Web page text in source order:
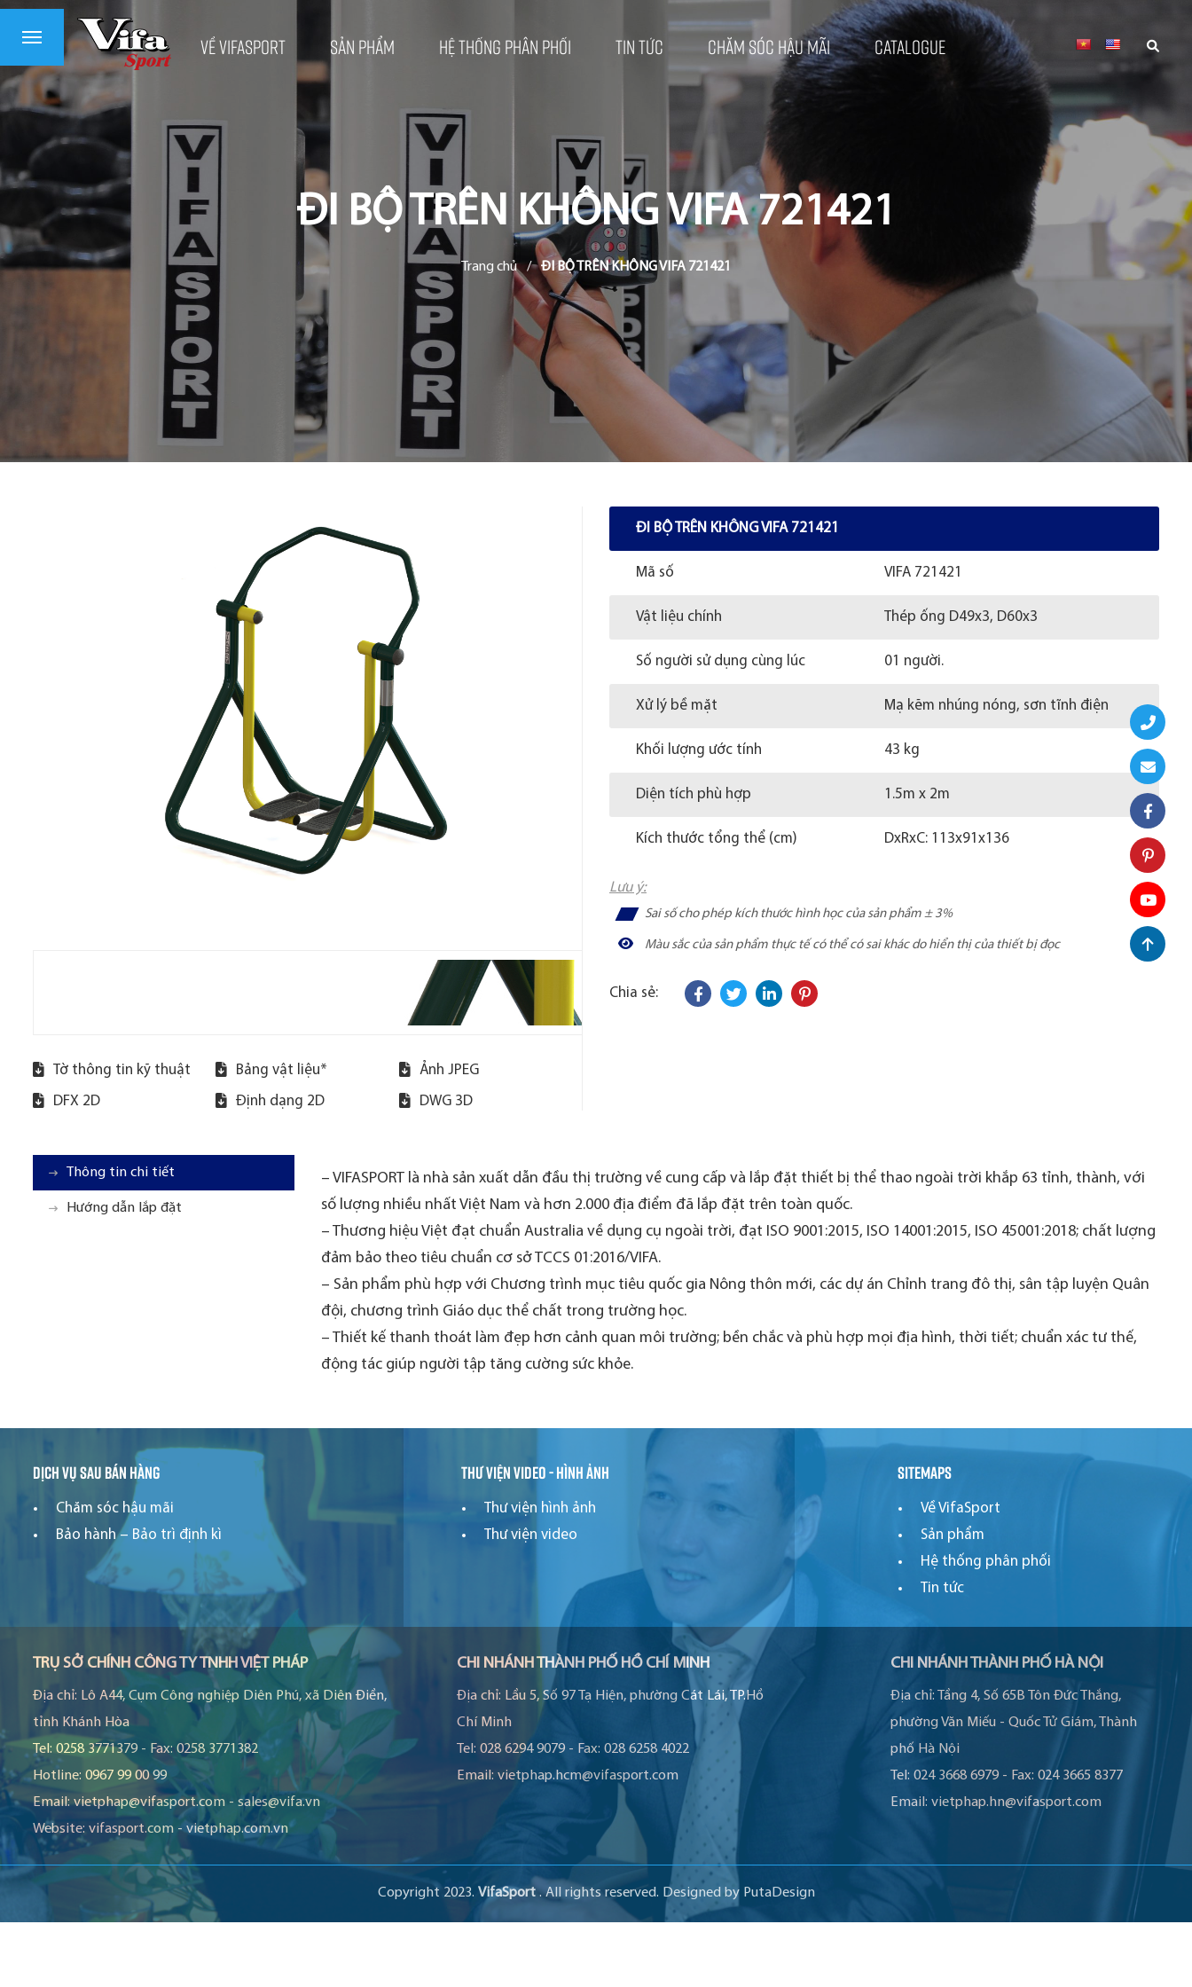
Về VifaSport Sản phẩm Hệ thống phân phối Tin tức Chăm sóc hậu mãi Catalogue
ĐI BỘ TRÊN KHÔNG VIFA 721421
Trang chủ / ĐI BỘ TRÊN KHÔNG VIFA 721421
Tờ thông tin kỹ thuật Bảng vật liệu* Ảnh JPEG
DFX 2D Định dạng 2D DWG 3D
ĐI BỘ TRÊN KHÔNG VIFA 721421
Mã số VIFA 721421
Vật liệu chính Thép ống D49x3, D60x3
Số người sử dụng cùng lúc 01 người.
Xử lý bề mặt Mạ kẽm nhúng nóng, sơn tĩnh điện
Khối lượng ước tính 43 kg
Diện tích phù hợp 1.5m x 2m
Kích thước tổng thể (cm) DxRxC: 113x91x136
Lưu ý:
Sai số cho phép kích thước hình học của sản phẩm ± 3%
Màu sắc của sản phẩm thực tế có thể có sai khác do hiển thị của thiết bị đọc
Chia sẻ:
Thông tin chi tiết
Hướng dẫn lắp đặt
– VIFASPORT là nhà sản xuất dẫn đầu thị trường về cung cấp và lắp đặt thiết bị thể thao ngoài trời khắp 63 tỉnh, thành, với
số lượng nhiều nhất Việt Nam và hơn 2.000 địa điểm đã lắp đặt trên toàn quốc.
– Thương hiệu Việt đạt chuẩn Australia về dụng cụ ngoài trời, đạt ISO 9001:2015, ISO 14001:2015, ISO 45001:2018; chất lượng
đảm bảo theo tiêu chuẩn cơ sở TCCS 01:2016/VIFA.
– Sản phẩm phù hợp với Chương trình mục tiêu quốc gia Nông thôn mới, các dự án Chỉnh trang đô thị, sân tập luyện Quân
đội, chương trình Giáo dục thể chất trong trường học.
– Thiết kế thanh thoát làm đẹp hơn cảnh quan môi trường; bền chắc và phù hợp mọi địa hình, thời tiết; chuẩn xác tư thế,
động tác giúp người tập tăng cường sức khỏe.
Dịch vụ sau bán hàng
Chăm sóc hậu mãi
Bảo hành – Bảo trì định kì
Thư viện video - hình ảnh
Thư viện hình ảnh
Thư viện video
Sitemaps
Về VifaSport
Sản phẩm
Hệ thống phân phối
Tin tức
TRỤ SỞ CHÍNH CÔNG TY TNHH VIỆT PHÁP
Địa chỉ: Lô A44, Cụm Công nghiệp Diên Phú, xã Diên Điền,
tỉnh Khánh Hòa
Tel: 0258 3771379 - Fax: 0258 3771382
Hotline: 0967 99 00 99
Email:vietphap@vifasport.com - sales@vifa.vn
Website: vifasport.com -vietphap.com.vn
CHI NHÁNH THÀNH PHỐ HỒ CHÍ MINH
Địa chỉ: Lầu 5, Số 97 Tạ Hiện, phường Cát Lái, TP.Hồ
Chí Minh
Tel:028 6294 9079 - Fax:028 6258 4022
Email:vietphap.hcm@vifasport.com
CHI NHÁNH THÀNH PHỐ HÀ NỘI
Địa chỉ:
Tầng 4, Số 65B Tôn Đức Thắng,
phường Văn Miếu - Quốc Tử Giám, Thành
phố Hà Nội
Tel: 024 3668 6979- Fax: 024 3665 8377
Email: vietphap.hn@vifasport.com
Copyright 2023. VifaSport. All rights reserved. Designed by PutaDesign